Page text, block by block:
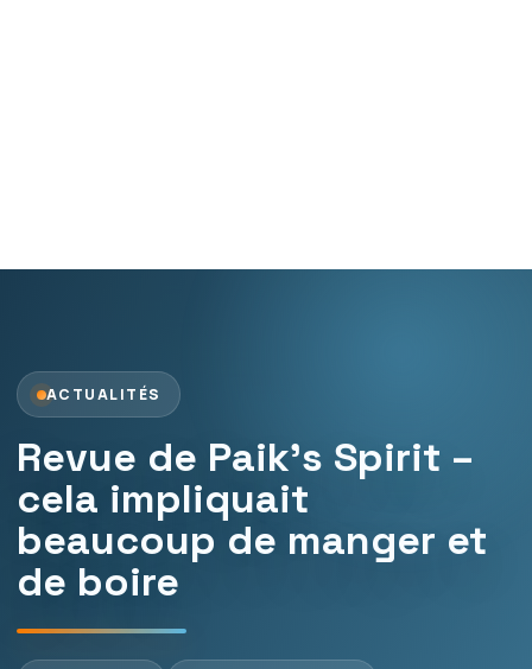
ACTUALITÉS
Revue de Paik’s Spirit –
cela impliquait
beaucoup de manger et
de boire